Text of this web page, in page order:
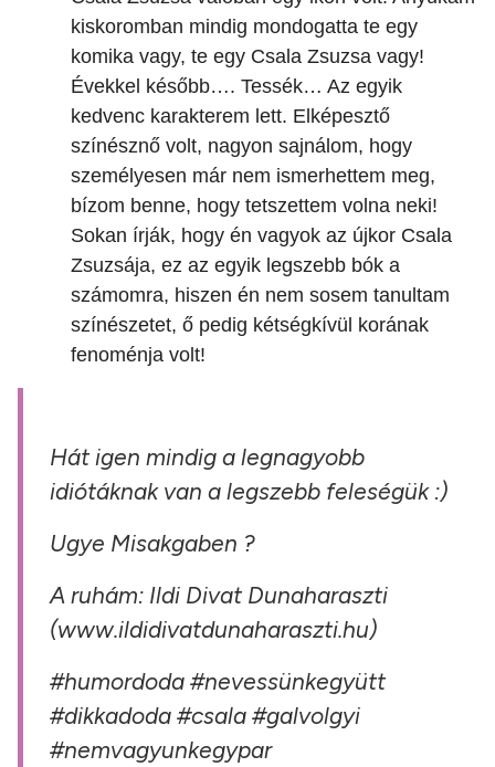
kiskoromban mindig mondogatta te egy
komika vagy, te egy Csala Zsuzsa vagy!
Évekkel később…. Tessék… Az egyik
kedvenc karakterem lett. Elképesztő
színésznő volt, nagyon sajnálom, hogy
személyesen már nem ismerhettem meg,
bízom benne, hogy tetszettem volna neki!
Sokan írják, hogy én vagyok az újkor Csala
Zsuzsája, ez az egyik legszebb bók a
számomra, hiszen én nem sosem tanultam
színészetet, ő pedig kétségkívül korának
fenoménja volt!
Hát igen mindig a legnagyobb
idiótáknak van a legszebb feleségük :)
Ugye Misakgaben ?
A ruhám: Ildi Divat Dunaharaszti
(www.ildidivatdunaharaszti.hu)
#humordoda #nevessünkegyütt
#dikkadoda #csala #galvolgyi
#nemvagyunkegypar